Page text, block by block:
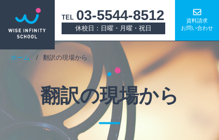
TEL 03-5544-8512
休校日：日曜・月曜・祝日
資料請求
お問い合わせ
ホーム 翻訳の現場から
翻訳の現場から